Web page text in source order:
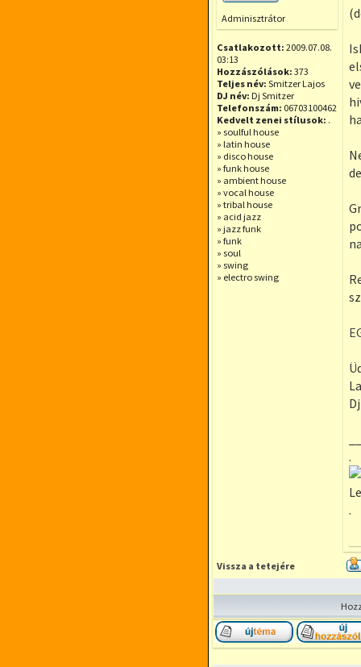
Adminisztrátor
Csatlakozott: 2009.07.08.
03:13
Hozzászólások: 373
Teljes név: Smitzer Lajos
DJ név: Dj Smitzer
Telefonszám: 06703100462
Kedvelt zenei stílusok: .
» soulful house
» latin house
» disco house
» funk house
» ambient house
» vocal house
» tribal house
» acid jazz
» jazz funk
» funk
» soul
» swing
» electro swing
.
.
Vissza a tetejére
Új téma nyitása